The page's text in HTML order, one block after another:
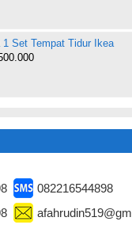
1 Set Tempat Tidur Ikea
082216544898